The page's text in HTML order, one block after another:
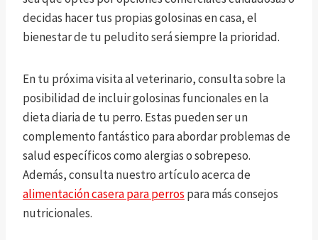
decidas hacer tus propias golosinas en casa, el
bienestar de tu peludito será siempre la prioridad.
En tu próxima visita al veterinario, consulta sobre la
posibilidad de incluir golosinas funcionales en la
dieta diaria de tu perro. Estas pueden ser un
complemento fantástico para abordar problemas de
salud específicos como alergias o sobrepeso.
Además, consulta nuestro artículo acerca de
alimentación casera para perros para más consejos
nutricionales.